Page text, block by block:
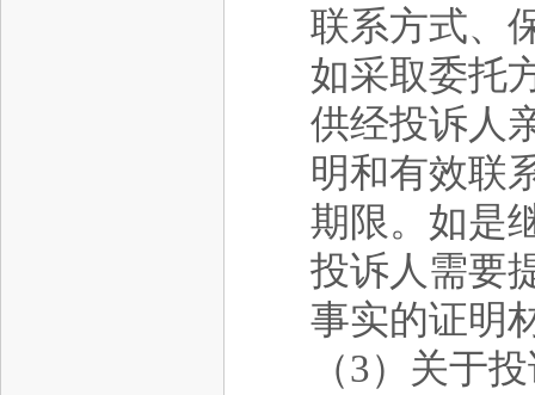
联系方式、
如采取委托
供经投诉人
明和有效联
期限。如是
投诉人需要
事实的证明
（3）关于